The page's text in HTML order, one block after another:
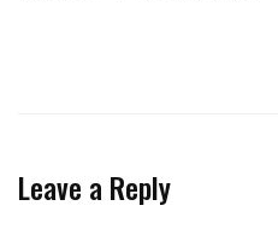
Leave a Reply